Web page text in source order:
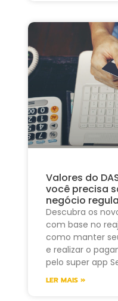
Valores do
você precisa
negócio
Descubra os
com base no
como manter
e realizar o
pelo super app
LER MAIS »